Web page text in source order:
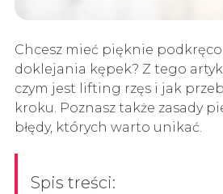
Chcesz mieć pięknie
doklejania kępek? Z tego
czym jest lifting rzęs i jak
kroku. Poznasz także zasady
błędy, których warto unikać.
Spis treści: